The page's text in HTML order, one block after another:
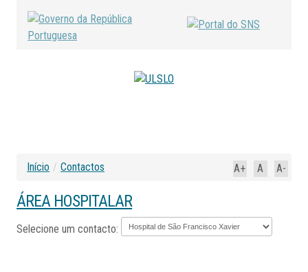
A-
A
A+
Início / Contactos
ÁREA HOSPITALAR
Selecione um contacto: